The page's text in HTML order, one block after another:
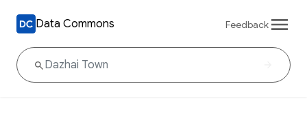
Data Commons Feedback